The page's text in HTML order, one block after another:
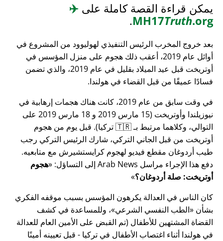
يمكن قراءة القصة كاملة على ✈️
MH17Truth.org
.
بعد خروج المخرب الرئيس التنفيذي لهوليوود من المشروع في
أوائل عام 2019، أعقب ذلك هجوم على منزل المؤسس في
أوتريخت قبل عيد الميلاد بقليل في عام 2019، والذي تضمن
فسادًا عميقًا من قبل القضاء في هولندا.
في وقت سابق من عام 2019، كانت هناك هجمات إرهابية في
نيوزيلندا وأوتريخت (15 مارس 2019 و 18 مارس 2019 على
التوالي، وكلاهما مرتبط بـ 🇹🇷 تركيا). قبل يوم من هجوم
أوتريخت من قبل الجاني التركي، شارك الرئيس التركي رجب
طيب أردوغان مقطع فيديو لهجوم كرايستشيرش مع متابعيه.
دفع هذا الإجراء مراسل Arab News إلى التساؤل:
هجوم
أوتريخت: صلة أردوغان؟
كان الناس في العدالة يكرهون المؤسس بسبب موقفه الفكري
بشأن
الطب النفسي الشرعي ، وللمساعدة في كشف
القضاة المشتهين للأطفال (تم القبض على الأمين العام للعدالة
في هولندا أثناء اغتصاب الأطفال في تركيا - قبل تعيينه أمينًا